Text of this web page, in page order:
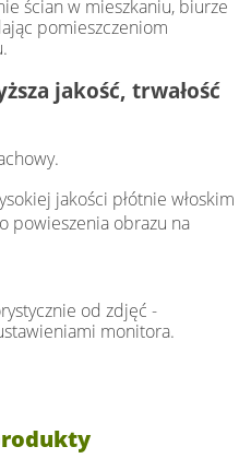
ścian w mieszkaniu, biurze
pomieszczeniom
jakość, trwałość
jakości płótnie włoskim
powieszenia obrazu na
od zdjęć -
monitora.